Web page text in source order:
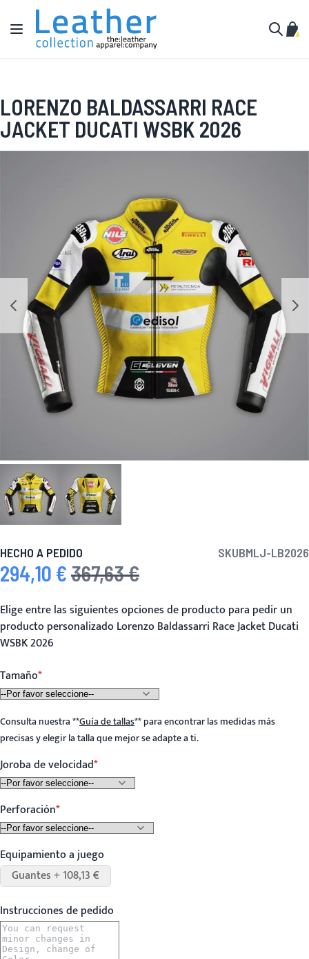
Ir al contenido
Toggle Nav
Mi
LORENZO BALDASSARRI RACE
JACKET DUCATI WSBK 2026
HECHO A PEDIDO SKUBMLJ-LB2026
Precio especial
294,10 € Precio habitual
367,63 €
Elige entre las siguientes opciones de producto para pedir un
producto personalizado Lorenzo Baldassarri Race Jacket Ducati
WSBK 2026
Tamaño
Consulta nuestra**Guía de tallas**para encontrar las medidas más
precisas y elegir la talla que mejor se adapte a ti.
Joroba de velocidad
Perforación
Equipamiento a juego
Guantes + 108,13 €
Instrucciones de pedido